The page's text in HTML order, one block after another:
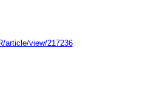
article/view/217236